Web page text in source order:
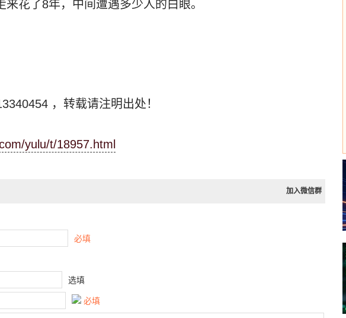
花了8年，中间遭遇多少人的白眼。
，转载请注明出处！
yulu/t/18957.html
加入微信群
必填
选填
必填